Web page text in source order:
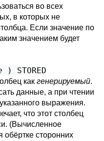
во всех
в которых не
Если значение по
значением будет
) STORED
как генерируемый.
данные, а при чтении
выражения.
что этот столбец
(Вычисленное
обёртке сторонних